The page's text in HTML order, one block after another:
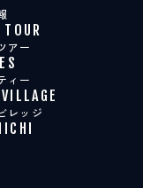
アー
ー
アー
ィー
レッジ